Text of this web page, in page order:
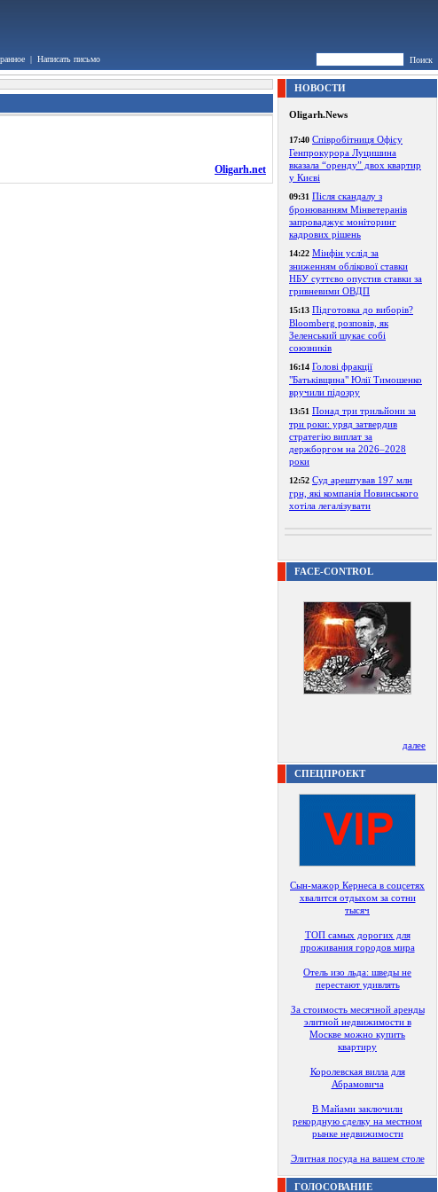
| Написать письмо Поиск
Oligarh.net
НОВОСТИ
Oligarh.News
17:40 Співробітниця Офісу
Генпрокурора Луцишина
вказала “оренду” двох квартир
у Києві
09:31 Після скандалу з
бронюванням Мінветеранів
запроваджує моніторинг
кадрових рішень
14:22 Мінфін услід за
зниженням облікової ставки
НБУ суттєво опустив ставки за
гривневими ОВДП
15:13 Підготовка до виборів?
Bloomberg розповів, як
Зеленський шукає собі
союзників
16:14 Голові фракції
"Батьківщина" Юлії Тимошенко
вручили підозру
13:51 Понад три трильйони за
три роки: уряд затвердив
стратегію виплат за
держборгом на 2026–2028
роки
12:52 Суд арештував 197 млн
грн, які компанія Новинського
хотіла легалізувати
FACE-CONTROL
далее
СПЕЦПРОЕКТ
Сын-мажор Кернеса в соцсетях
хвалится отдыхом за сотни
тысяч
ТОП самых дорогих для
проживания городов мира
Отель изо льда: шведы не
перестают удивлять
За стоимость месячной аренды
элитной недвижимости в
Москве можно купить
квартиру
Королевская вилла для
Абрамовича
В Майами заключили
рекордную сделку на местном
рынке недвижимости
Элитная посуда на вашем столе
ГОЛОСОВАНИЕ